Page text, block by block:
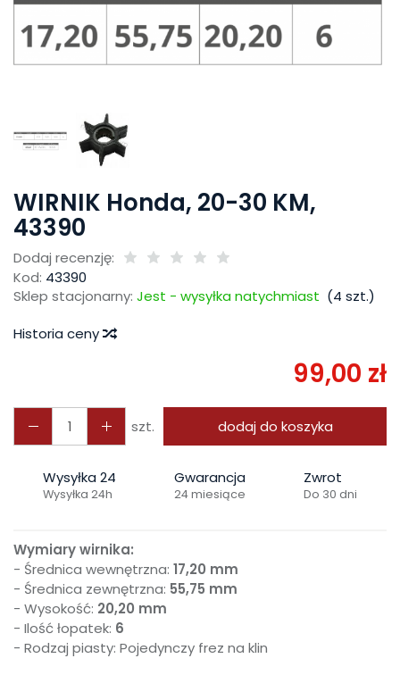
WIRNIK Honda, 20-30 KM,
43390
Dodaj recenzję:
Kod: 43390
Sklep stacjonarny: Jest - wysyłka natychmiast (4 szt.)
Historia ceny
99,00 zł
szt. dodaj do koszyka
Wysyłka 24
Wysyłka 24h
Gwarancja
24 miesiące
Zwrot
Do 30 dni
Wymiary wirnika:
- Średnica wewnętrzna: 17,20 mm
- Średnica zewnętrzna: 55,75 mm
- Wysokość: 20,20 mm
- Ilość łopatek: 6
- Rodzaj piasty: Pojedynczy frez na klin